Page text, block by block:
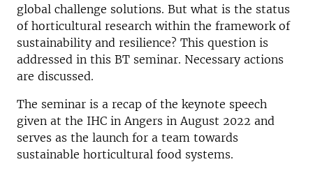
global challenge solutions. But what is the status
of horticultural research within the framework of
sustainability and resilience? This question is
addressed in this BT seminar. Necessary actions
are discussed.
The seminar is a recap of the keynote speech
given at the IHC in Angers in August 2022 and
serves as the launch for a team towards
sustainable horticultural food systems.